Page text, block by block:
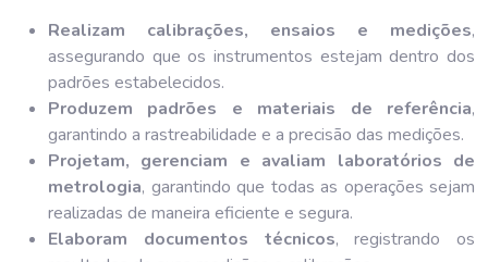
Realizam calibrações, ensaios e medições,
assegurando que os instrumentos estejam dentro dos
padrões estabelecidos.
Produzem padrões e materiais de referência,
garantindo a rastreabilidade e a precisão das medições.
Projetam, gerenciam e avaliam laboratórios de
metrologia, garantindo que todas as operações sejam
realizadas de maneira eficiente e segura.
Elaboram documentos técnicos, registrando os